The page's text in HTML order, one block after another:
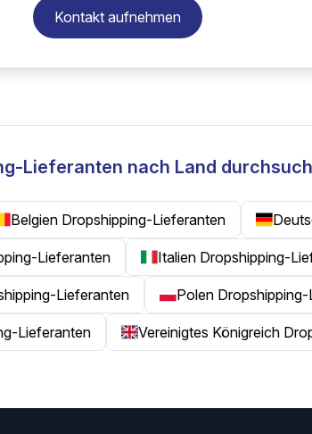
Kontakt aufnehmen
Lieferanten nach Land
Belgien Dropshipping-Lieferanten
Lieferanten Italien Dropshipping-
Lieferanten Polen
Lieferanten Vereinigtes Königreich